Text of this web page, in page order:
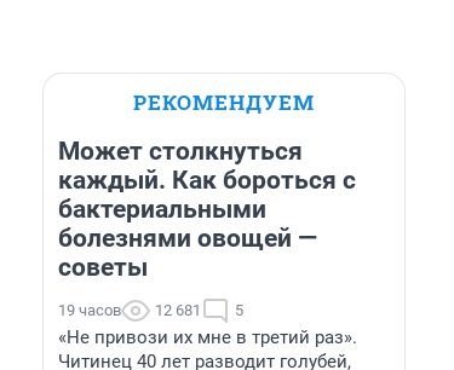
РЕКОМЕНДУЕМ
Может столкнуться
каждый. Как бороться с
бактериальными
болезнями овощей —
советы
19 часов 12 681 5
«Не привози их мне в третий раз».
Читинец 40 лет разводит голубей,